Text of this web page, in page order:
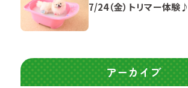
7/24（金）トリマー体験♪
アーカイブ